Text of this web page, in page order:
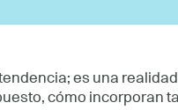
es una
cómo incorporan